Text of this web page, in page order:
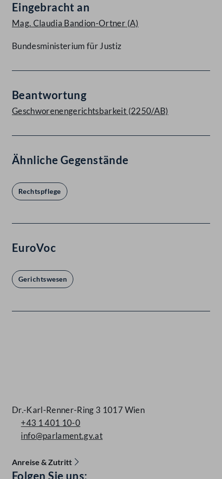
Accessibility Menu anzeigen
Eingebracht an
Mag. Claudia Bandion-Ortner (A)
Bundesministerium für Justiz
Beantwortung
Geschworenengerichtsbarkeit (2250/AB)
Ähnliche Gegenstände
Rechtspflege
EuroVoc
Gerichtswesen
Dr.-Karl-Renner-Ring 3 1017 Wien
+43 1 401 10-0
info@parlament.gv.at
Anreise & Zutritt
Folgen Sie uns: